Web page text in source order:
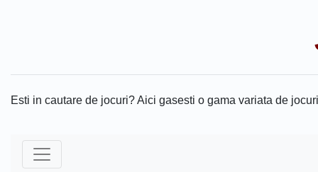
Esti in cautare de jocuri? Aici gasesti o gama variata de